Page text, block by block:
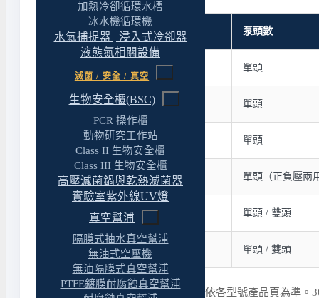
加熱冷卻循環水槽
冰水機循環機
水氣捕捉器 | 浸入式冷卻器
液態氮相關設備
滅菌 / 安全 / 真空
生物安全櫃(BSC)
PCR 操作櫃
動物研究工作站
Class II 生物安全櫃
Class III 生物安全櫃
高壓滅菌鍋與乾熱滅菌器
實驗室紫外線UV燈
真空幫浦
隔膜式抽水真空幫浦
無油式空壓機
無油隔膜式真空幫浦
PTFE鍍膜耐腐蝕真空幫浦
型號 泵頭數
單頭
Lafil 300 / 400 單頭
Rocker 400 / 410 單頭
Rocker 430 單頭（正負壓兩
Rocker 900 / 901 單頭 / 雙頭
Rocker 910 / 911 單頭 / 雙頭
表中數值為概略參考，實際規格依各型號產品頁為準